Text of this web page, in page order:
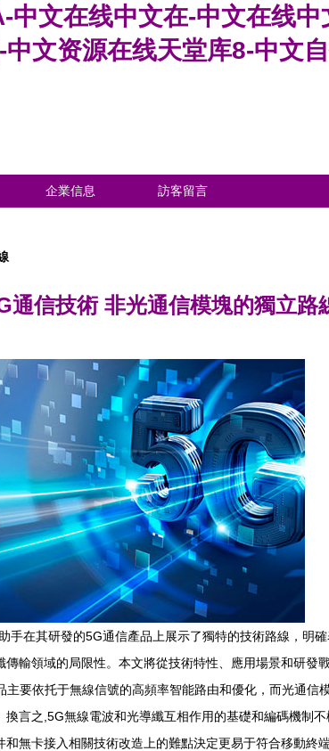
文在线中文在-中文在线
文资源在线天堂库8-中文
企業信息 訪客留言
通信技術 非光通信模塊的獨立路
在其研發的5G通信產品上展示了獨特的技術路線，明
領域的局限性。本文將從技術特性、應用場景和研發
要依托于無線信號的高頻率智能路由和優化，而光通信
言之,5G無線電波和光導纖互相作用的基礎和編碼機制
無卡接入相關技術改造上的難點決定更易于符合移動終